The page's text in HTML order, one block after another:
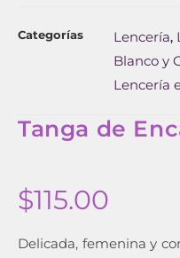
Categorías Lencería,
Blanco y
Lencería
Tanga de
$115.00
Delicada, femenina y